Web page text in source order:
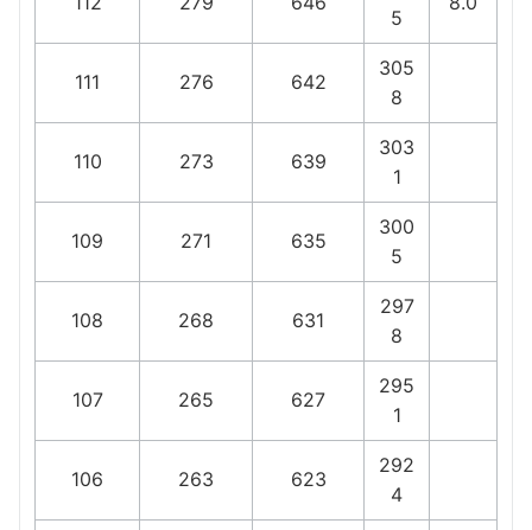
5
111 276 642
305
8
110 273 639
303
1
109 271 635
300
5
108 268 631
297
8
107 265 627
295
1
106 263 623
292
4